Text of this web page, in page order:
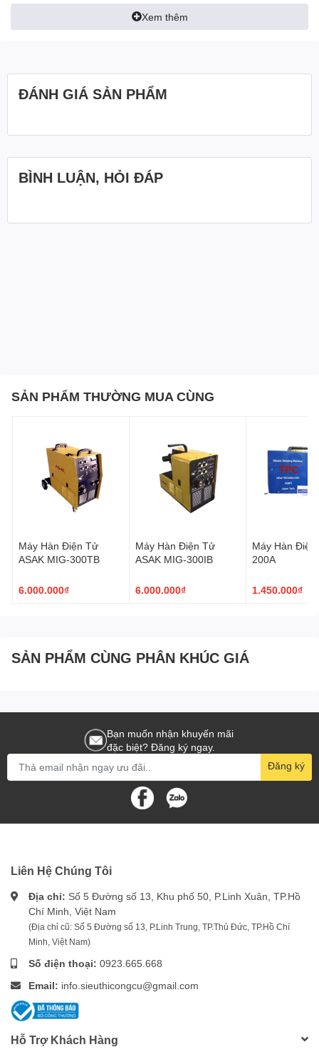
Tốc độ không tải: 0-22.000 v/p
Xem thêm
ĐÁNH GIÁ SẢN PHẨM
BÌNH LUẬN, HỎI ĐÁP
SẢN PHẨM THƯỜNG MUA CÙNG
Máy Hàn Điện Tử
ASAK MIG-300TB
6.000.000₫
Máy Hàn Điện Tử
ASAK MIG-300IB
6.000.000₫
Máy Hàn Điện
200A
1.450.000₫
SẢN PHẨM CÙNG PHÂN KHÚC GIÁ
Bạn muốn nhận khuyến mãi
đặc biệt? Đăng ký ngay.
Đăng ký
Liên Hệ Chúng Tôi
Địa chỉ: Số 5 Đường số 13, Khu phố 50, P.Linh Xuân, TP.Hồ
Chí Minh, Việt Nam
(Địa chỉ cũ: Số 5 Đường số 13, P.Linh Trung, TP.Thủ Đức, TP.Hồ Chí
Minh, Việt Nam)
Số điện thoại: 0923.665.668
Email: info.sieuthicongcu@gmail.com
Hỗ Trợ Khách Hàng